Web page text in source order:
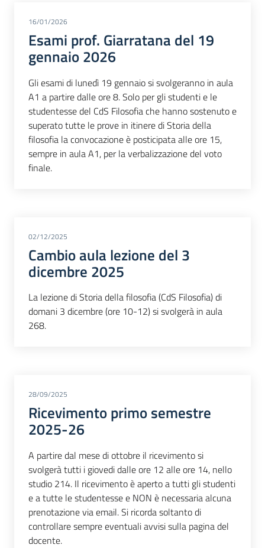
16/01/2026
Esami prof. Giarratana del 19
gennaio 2026
Gli esami di lunedì 19 gennaio si svolgeranno in aula
A1 a partire dalle ore 8. Solo per gli studenti e le
studentesse del CdS Filosofia che hanno sostenuto e
superato tutte le prove in itinere di Storia della
filosofia la convocazione è posticipata alle ore 15,
sempre in aula A1, per la verbalizzazione del voto
finale.
02/12/2025
Cambio aula lezione del 3
dicembre 2025
La lezione di Storia della filosofia (CdS Filosofia) di
domani 3 dicembre (ore 10-12) si svolgerà in aula
268.
28/09/2025
Ricevimento primo semestre
2025-26
A partire dal mese di ottobre il ricevimento si
svolgerà tutti i giovedi dalle ore 12 alle ore 14, nello
studio 214. Il ricevimento è aperto a tutti gli studenti
e a tutte le studentesse e NON è necessaria alcuna
prenotazione via email. Si ricorda soltanto di
controllare sempre eventuali avvisi sulla pagina del
docente.